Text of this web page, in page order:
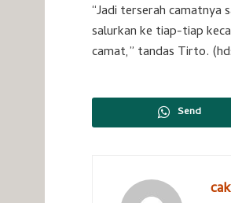
“Jadi terserah camatnya
salurkan ke tiap-tiap
camat,” tandas Tirto.
Send